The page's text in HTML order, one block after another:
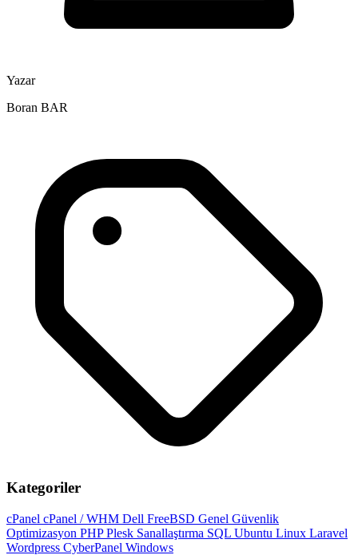
Yazar
Boran BAR
Kategoriler
cPanel cPanel / WHM Dell FreeBSD Genel Güvenlik
Optimizasyon PHPPlesk Sanallaştırma SQL Ubuntu Linux Laravel
Wordpress CyberPanel Windows